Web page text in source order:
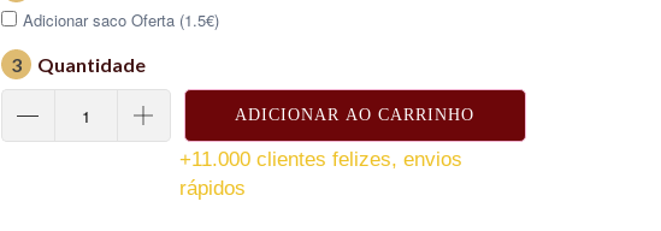
Adicionar saco Oferta (1.5€)
3
Quantidade
ADICIONAR AO CARRINHO
+11.000 clientes felizes, envios
rápidos